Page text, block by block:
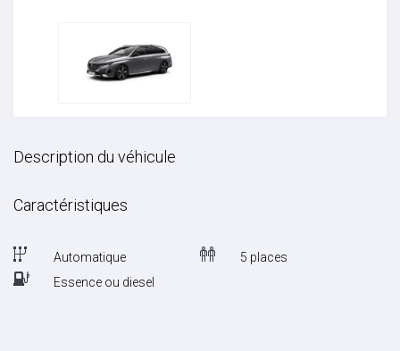
Description du véhicule
Caractéristiques
Automatique
5 places
Essence ou diesel